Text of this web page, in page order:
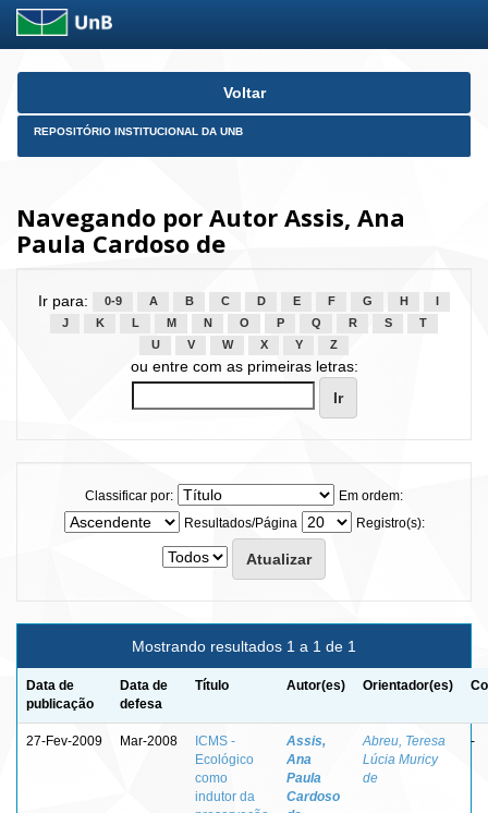
Skip
Voltar
REPOSITÓRIO INSTITUCIONAL DA UNB
Navegando por Autor Assis, Ana
Paula Cardoso de
Ir para: 0-9 A B C D E F G H
J
K L M N O P Q R S
T
U
V W X Y Z
ou entre com as primeiras letras:
Classificar por:
Em ordem:
Resultados/Página
Registro(s):
Mostrando resultados 1 a 1 de 1
Data de
publicação
Data de
defesa
Título Autor(es) Orientador(es)
27-Fev-2009 Mar-2008
ICMS -
Ecológico
como
indutor da
Assis,
Ana
Paula
Cardoso
Abreu, Teresa
Lúcia Muricy
de
-